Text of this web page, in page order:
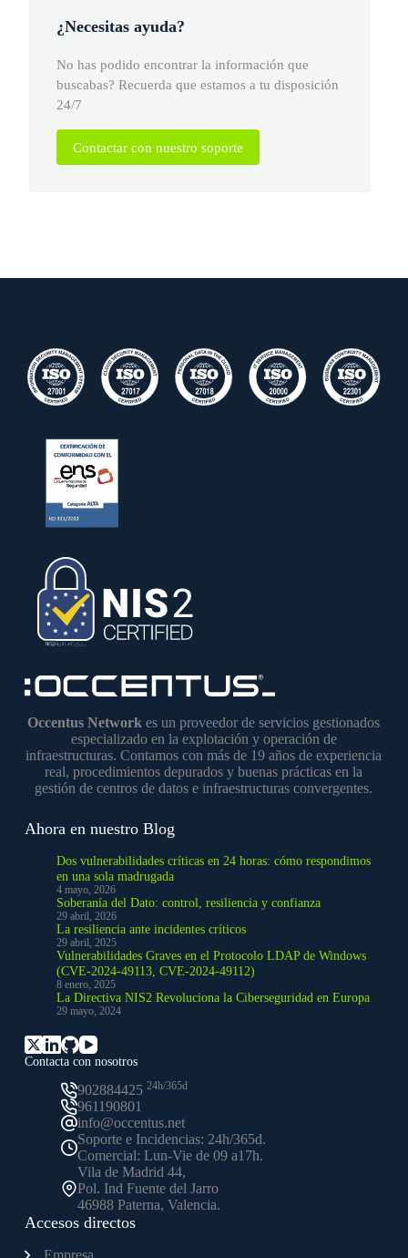
¿Necesitas ayuda?
No has podido encontrar la información que
buscabas? Recuerda que estamos a tu disposición
24/7
Contactar con nuestro soporte
Occentus Network es un proveedor de servicios gestionados
especializado en la explotación y operación de
infraestructuras. Contamos con más de 19 años de experiencia
real, procedimientos depurados y buenas prácticas en la
gestión de centros de datos e infraestructuras convergentes.
Contacta con nosotros
902884425 24h/365d
961190801
info@occentus.net
Soporte e Incidencias: 24h/365d.
Comercial: Lun-Vie de 09 a17h.
Vila de Madrid 44,
Pol. Ind Fuente del Jarro
46988 Paterna, Valencia.
Accesos directos
Ahora en nuestro Blog
Dos vulnerabilidades críticas en 24 horas: cómo respondimos
en una sola madrugada
4 mayo, 2026
Soberanía del Dato: control, resiliencia y confianza
29 abril, 2026
La resiliencia ante incidentes críticos
29 abril, 2025
Vulnerabilidades Graves en el Protocolo LDAP de Windows
(CVE-2024-49113, CVE-2024-49112)
8 enero, 2025
La Directiva NIS2 Revoluciona la Ciberseguridad en Europa
29 mayo, 2024